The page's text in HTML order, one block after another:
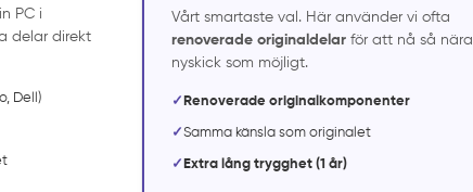
PC i
delar direkt
Dell)
Vårt smartaste val. Här använder vi ofta
renoverade originaldelarför att nå så nära
nyskick som möjligt.
✓ Renoverade originalkomponenter
✓Samma känsla som originalet
✓ Extra lång trygghet (1 år)